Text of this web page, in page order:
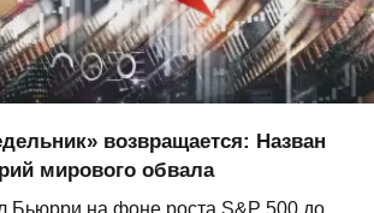
возвращается: Назван
мирового обвала
Бьюрри на фоне роста S&P 500 до